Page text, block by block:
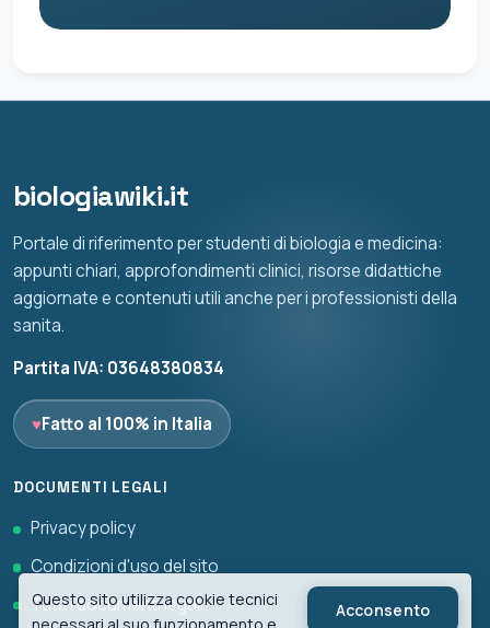
biologiawiki.it
Portale di riferimento per studenti di biologia e medicina:
appunti chiari, approfondimenti clinici, risorse didattiche
aggiornate e contenuti utili anche per i professionisti della
sanita.
Partita IVA: 03648380834
♥Fatto al 100% in Italia
DOCUMENTI LEGALI
Privacy policy
Condizioni d'uso del sito
Tutti i documenti legali
Questo sito utilizza cookie tecnici
Acconsento